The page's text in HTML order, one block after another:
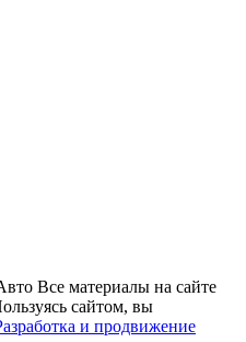
Все материалы на сайте
сайтом, вы
и продвижение